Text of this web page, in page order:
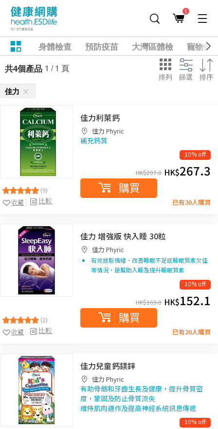
1
身體檢查 預防疫苗 大灣區體檢
寵物健
共4個產品 1 / 1 頁
排列 篩選 排序
佳力
(9)
比較
收藏
佳力利萊鈣
佳力 Phyric
補充鈣質
10% off
HK$297.0 HK$267.3
購買
已有30人購買
(2)
比較
收藏
佳力 增強版 快入睡 30粒
佳力 Phyric
有效放鬆情緒、改善睡眠不足或睡眠質素欠佳
等情況，是幫助入睡及提升睡眠質素
10% off
HK$169.0 HK$152.1
購買
已有20人購買
佳力兒童鈣鎂鋅
佳力 Phyric
有助骨骼和牙齒生長及健康，提升骨質密
度，鞏固及防止骨質流失
維持肌肉運作及提高神經系統訊息傳遞
10% off